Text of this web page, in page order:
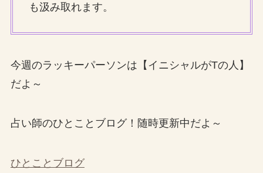
も汲み取れます。
今週のラッキーパーソンは【イニシャルがTの人】
だよ～
占い師のひとことブログ！随時更新中だよ～
ひとことブログ